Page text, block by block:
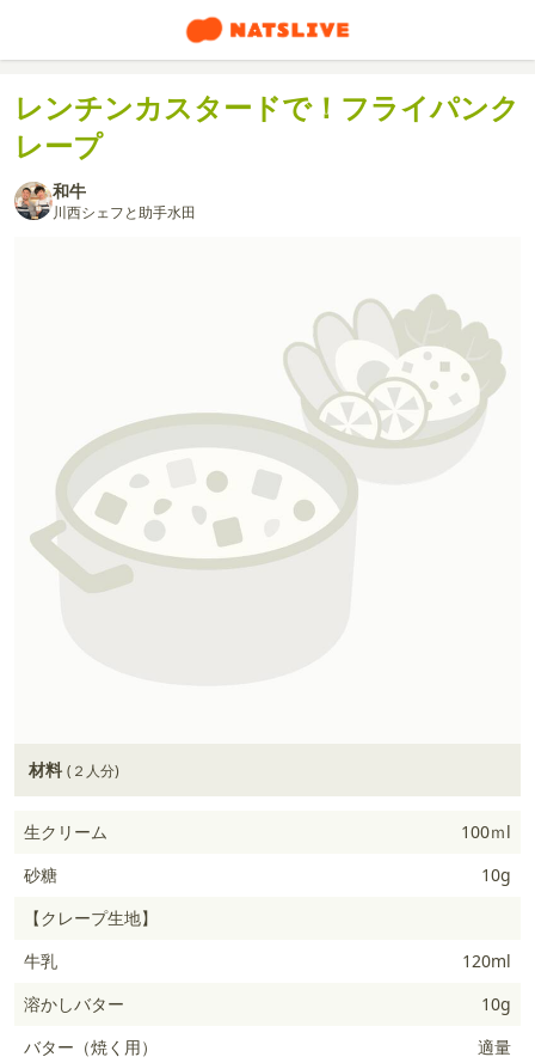
レンチンカスタードで！フライパンク
レープ
和牛
川西シェフと助手水田
材料 (２人分)
生クリーム
100ｍl
砂糖
10g
【クレープ生地】
牛乳
120ml
溶かしバター
10g
バター（焼く用）
適量